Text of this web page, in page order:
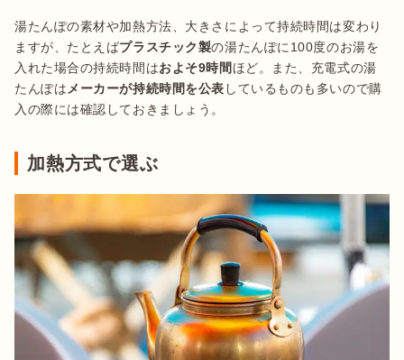
湯たんぽの素材や加熱方法、大きさによって持続時間は変わり
ますが、たとえばプラスチック製の湯たんぽに100度のお湯を
入れた場合の持続時間はおよそ9時間ほど。また、充電式の湯
たんぽは メーカーが持続時間を公表 しているものも多いので購
入の際には確認しておきましょう。
加熱方式で選ぶ